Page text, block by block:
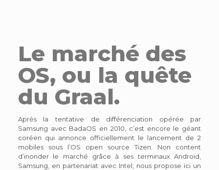
Le marché des
OS, ou la quête
du Graal.
Après la tentative de différenciation opérée par
Samsung avec BadaOS en 2010, c’est encore le géant
coréen qui annonce officiellement le lancement de 2
mobiles sous l’OS open source Tizen. Non content
d’inonder le marché grâce à ses terminaux Android,
Samsung, en partenariat avec Intel, nous propose ici un